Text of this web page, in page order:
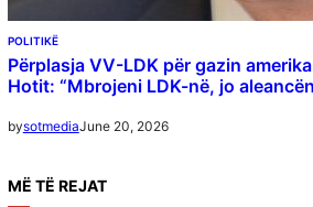
POLITIKË
Përplasja VV-LDK për gazin
Hotit: “Mbrojeni LDK-në, jo
bysotmediaJune 20, 2026
MË TË REJAT